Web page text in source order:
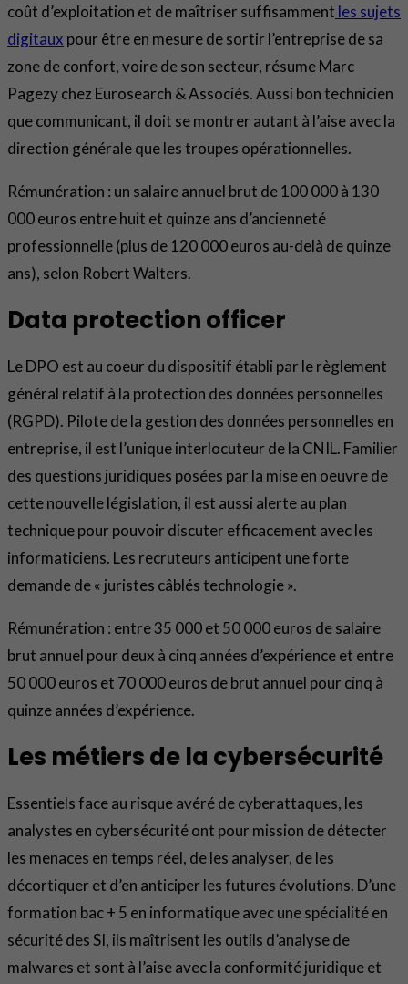
coût d’exploitation et de maîtriser suffisamment les sujets
digitaux pour être en mesure de sortir l’entreprise de sa
zone de confort, voire de son secteur, résume Marc
Pagezy chez Eurosearch & Associés. Aussi bon technicien
que communicant, il doit se montrer autant à l’aise avec la
direction générale que les troupes opérationnelles.
Rémunération : un salaire annuel brut de 100 000 à 130
000 euros entre huit et quinze ans d’ancienneté
professionnelle (plus de 120 000 euros au-delà de quinze
ans), selon Robert Walters.
Data protection officer
Le DPO est au coeur du dispositif établi par le règlement
général relatif à la protection des données personnelles
(RGPD). Pilote de la gestion des données personnelles en
entreprise, il est l’unique interlocuteur de la CNIL. Familier
des questions juridiques posées par la mise en oeuvre de
cette nouvelle législation, il est aussi alerte au plan
technique pour pouvoir discuter efficacement avec les
informaticiens. Les recruteurs anticipent une forte
demande de « juristes câblés technologie ».
Rémunération : entre 35 000 et 50 000 euros de salaire
brut annuel pour deux à cinq années d’expérience et entre
50 000 euros et 70 000 euros de brut annuel pour cinq à
quinze années d’expérience.
Les métiers de la cybersécurité
Essentiels face au risque avéré de cyberattaques, les
analystes en cybersécurité ont pour mission de détecter
les menaces en temps réel, de les analyser, de les
décortiquer et d’en anticiper les futures évolutions. D’une
formation bac + 5 en informatique avec une spécialité en
sécurité des SI, ils maîtrisent les outils d’analyse de
malwares et sont à l’aise avec la conformité juridique et